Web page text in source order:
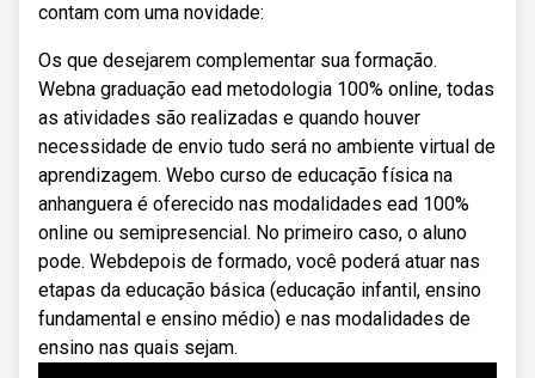
contam com uma novidade:
Os que desejarem complementar sua formação.
Webna graduação ead metodologia 100% online, todas
as atividades são realizadas e quando houver
necessidade de envio tudo será no ambiente virtual de
aprendizagem. Webo curso de educação física na
anhanguera é oferecido nas modalidades ead 100%
online ou semipresencial. No primeiro caso, o aluno
pode. Webdepois de formado, você poderá atuar nas
etapas da educação básica (educação infantil, ensino
fundamental e ensino médio) e nas modalidades de
ensino nas quais sejam.